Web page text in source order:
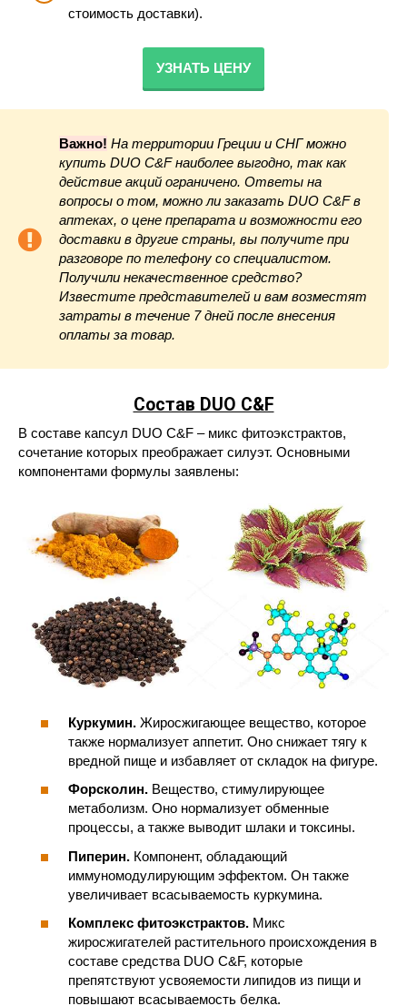
стоимость доставки).
УЗНАТЬ ЦЕНУ
Важно! На территории Греции и СНГ можно
купить DUO C&F наиболее выгодно, так как
действие акций ограничено. Ответы на
вопросы о том, можно ли заказать DUO C&F в
аптеках, о цене препарата и возможности его
доставки в другие страны, вы получите при
разговоре по телефону со специалистом.
Получили некачественное средство?
Известите представителей и вам возместят
затраты в течение 7 дней после внесения
оплаты за товар.
Состав DUO C&F
В составе капсул DUO C&F – микс фитоэкстрактов,
сочетание которых преображает силуэт. Основными
компонентами формулы заявлены:
Куркумин. Жиросжигающее вещество, которое
также нормализует аппетит. Оно снижает тягу к
вредной пище и избавляет от складок на фигуре.
Форсколин. Вещество, стимулирующее
метаболизм. Оно нормализует обменные
процессы, а также выводит шлаки и токсины.
Пиперин. Компонент, обладающий
иммуномодулирующим эффектом. Он также
увеличивает всасываемость куркумина.
Комплекс фитоэкстрактов. Микс
жиросжигателей растительного происхождения в
составе средства DUO C&F, которые
препятствуют усвояемости липидов из пищи и
повышают всасываемость белка.